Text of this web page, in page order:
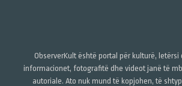
ObserverKult është portal për kulturë, letërsi
informacionet, fotografitë dhe videot janë të
autoriale. Ato nuk mund të kopjohen, të